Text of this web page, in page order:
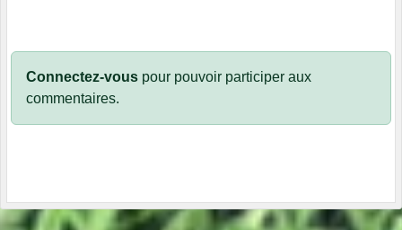
Connectez-vous pour pouvoir participer aux
commentaires.